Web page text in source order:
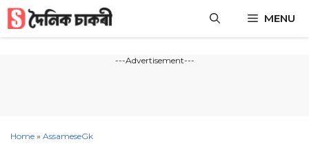
Skip
content
MENU
---Advertisement---
Home » AssameseGk